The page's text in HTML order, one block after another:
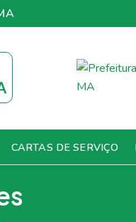
CARTAS DE SERVIÇO